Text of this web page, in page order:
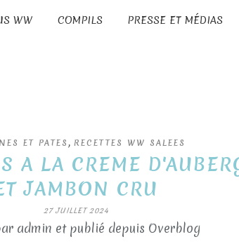
WW COMPILS PRESSE ET MÉDIAS
ET PATES , RECETTES WW SALEES
A LA CREME
JAMBON CRU
27 JUILLET 2024
admin et publié depuis Overblog